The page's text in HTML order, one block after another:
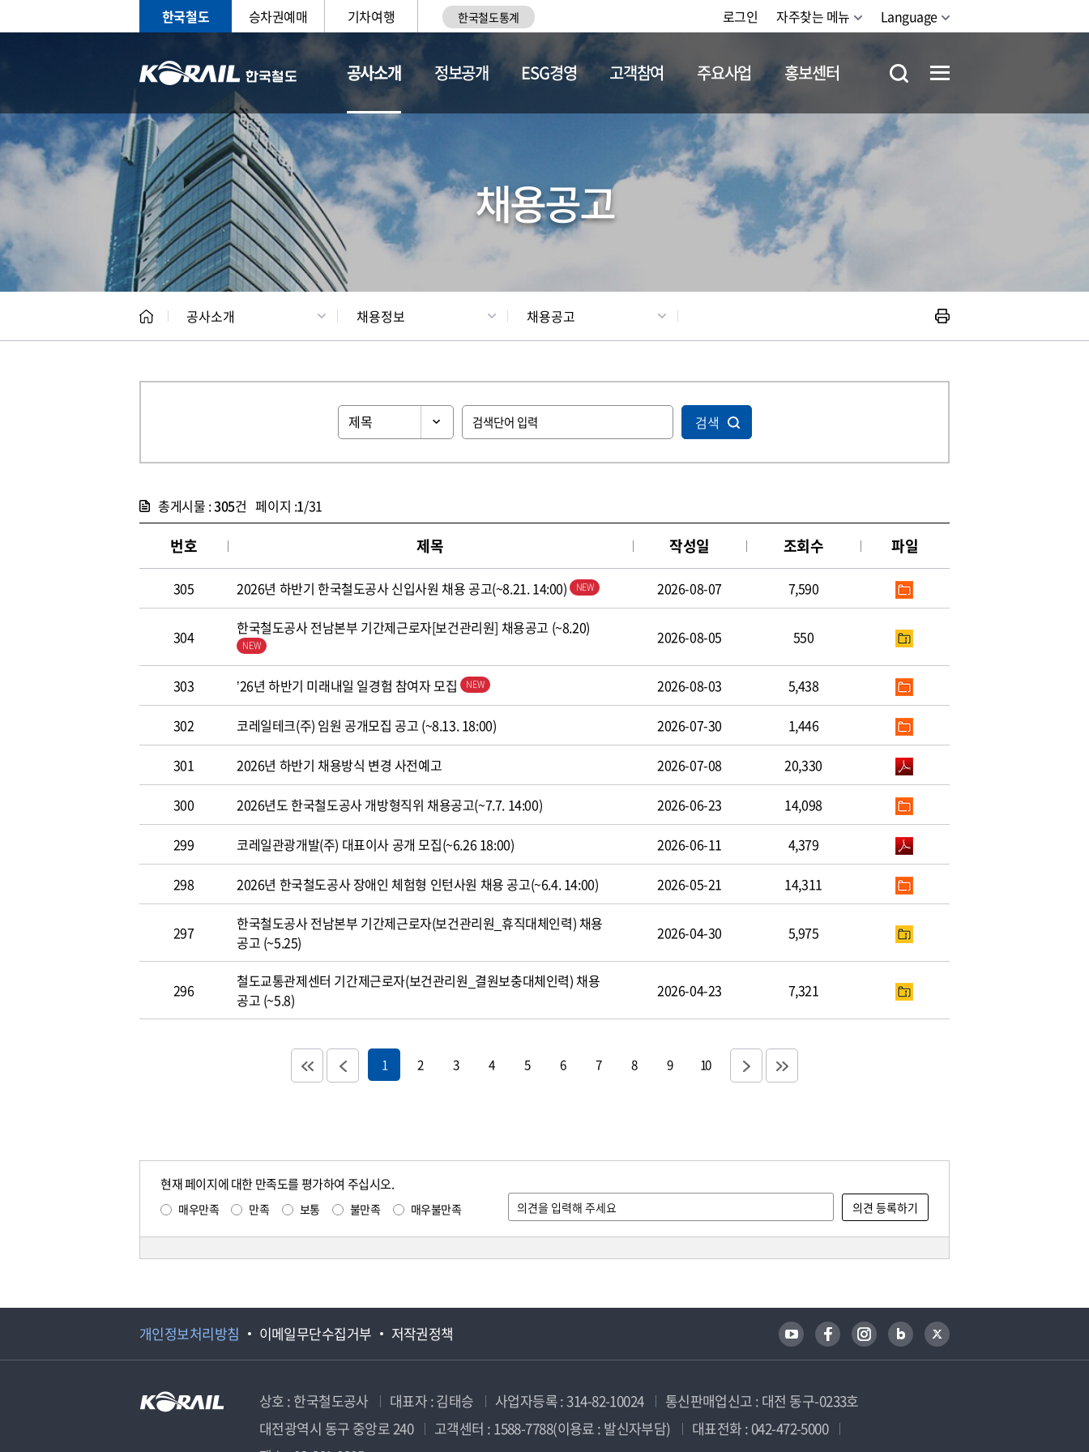
한국철도 승차권예매 기차여행 한국철도통계 로그인 자주찾는 메뉴 Language
공사소개
CEO 일반현황 채용정보
정보공개 ESG경영 고객참여 주요사업 홍보센터
채용공고
공사소개 채용정보 채용공고
검색
총게시물 :305건 페이지 :1/31
번호 제목 작성일 조회수 파일
305 2026년 하반기 한국철도공사 신입사원 채용 공고(~8.21. 14:00) 2026-08-07 7,590
304 한국철도공사 전남본부 기간제근로자[보건관리원] 채용공고 (~8.20) 2026-08-05 550
303 ’26년 하반기 미래내일 일경험 참여자 모집 2026-08-03 5,438
302 코레일테크(주) 임원 공개모집 공고 (~8.13. 18:00) 2026-07-30 1,446
301 2026년 하반기 채용방식 변경 사전예고 2026-07-08 20,330
300 2026년도 한국철도공사 개방형직위 채용공고(~7.7. 14:00) 2026-06-23 14,098
299 코레일관광개발(주) 대표이사 공개 모집(~6.26 18:00) 2026-06-11 4,379
298 2026년 한국철도공사 장애인 체험형 인턴사원 채용 공고(~6.4. 14:00) 2026-05-21 14,311
297
한국철도공사 전남본부 기간제근로자(보건관리원_휴직대체인력) 채용
공고 (~5.25)
2026-04-30 5,975
296
철도교통관제센터 기간제근로자(보건관리원_결원보충대체인력) 채용
공고 (~5.8)
2026-04-23 7,321
1 2 3 4 5 6 7 8 9 10
현재 페이지에 대한 만족도를 평가하여 주십시오.
매우만족 만족 보통 불만족 매우불만족
개인정보처리방침 이메일무단수집거부 저작권정책
상호 : 한국철도공사 대표자 : 김태승 사업자등록 : 314-82-10024
통신판매업신고 : 대전 동구-0233호
대전광역시 동구 중앙로 240
고객센터 : 1588-7788(이용료 : 발신자부담)
대표전화 : 042-472-5000